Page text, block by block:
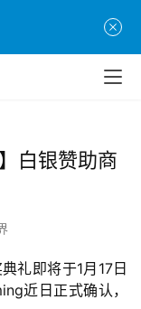
白银赞助商
礼即将于1月17日
近日正式确认，